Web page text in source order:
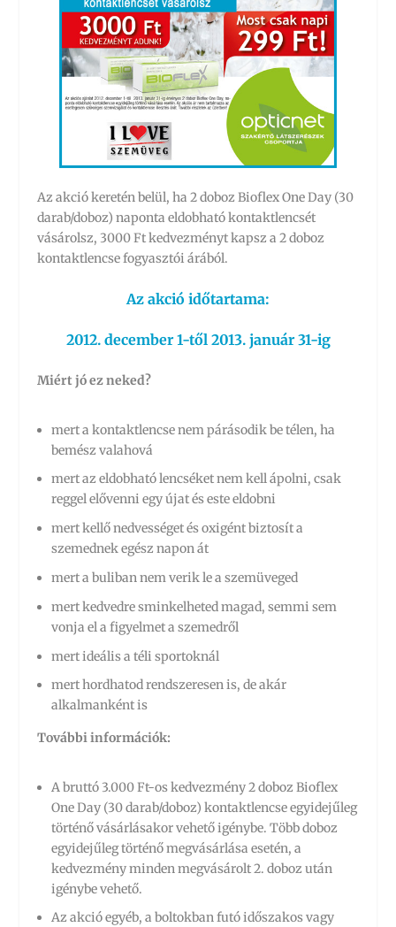
Az akció keretén belül, ha 2 doboz Bioflex One Day (30
darab/doboz) naponta eldobható kontaktlencsét
vásárolsz, 3000 Ft kedvezményt kapsz a 2 doboz
kontaktlencse fogyasztói árából.
Az akció időtartama:
2012. december 1-től 2013. január 31-ig
Miért jó ez neked?
mert a kontaktlencse nem párásodik be télen, ha
bemész valahová
mert az eldobható lencséket nem kell ápolni, csak
reggel elővenni egy újat és este eldobni
mert kellő nedvességet és oxigént biztosít a
szemednek egész napon át
mert a buliban nem verik le a szemüveged
mert kedvedre sminkelheted magad, semmi sem
vonja el a figyelmet a szemedről
mert ideális a téli sportoknál
mert hordhatod rendszeresen is, de akár
alkalmanként is
További információk:
A bruttó 3.000 Ft-os kedvezmény 2 doboz Bioflex
One Day (30 darab/doboz) kontaktlencse egyidejűleg
történő vásárlásakor vehető igénybe. Több doboz
egyidejűleg történő megvásárlása esetén, a
kedvezmény minden megvásárolt 2. doboz után
igénybe vehető.
Az akció egyéb, a boltokban futó időszakos vagy